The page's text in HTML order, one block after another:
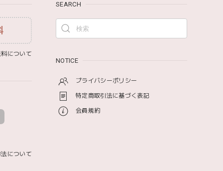
み モナミ ST1524
と食具までたっぷりと入っていました…！✨どれも使
入したいと思える最高な福袋でした。
料について
について
SEARCH
NOTICE
プライバシーポリシー
特定商取引法に基づく表記
会員規約